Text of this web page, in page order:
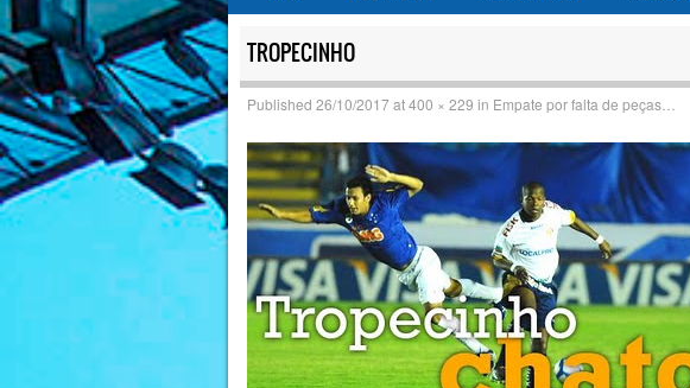
MENU
TROPECINHO
Published 26/10/2017at400 × 229 in Empate por falta de peças…